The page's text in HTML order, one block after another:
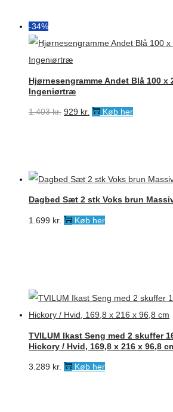
-34%
Hjørnesengramme Andet Blå 100 x
Ingeniørtræ
1.403kr. Den
1.403 kr..
929 kr. Den
929 kr..
Køb her
Dagbed Sæt 2 stk Voks brun
1.699 kr. Køb her
TVILUM Ikast Seng med 2 skuffer
Hickory / Hvid, 169,8 x 216 x 96,8
3.289 kr. Køb her